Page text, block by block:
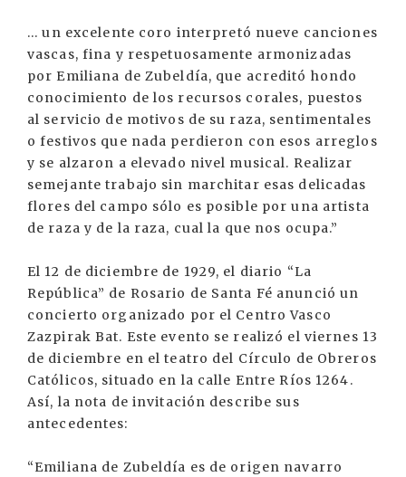
... un excelente coro interpretó nueve canciones
vascas, fina y respetuosamente armonizadas
por Emiliana de Zubeldía, que acreditó hondo
conocimiento de los recursos corales, puestos
al servicio de motivos de su raza, sentimentales
o festivos que nada perdieron con esos arreglos
y se alzaron a elevado nivel musical. Realizar
semejante trabajo sin marchitar esas delicadas
flores del campo sólo es posible por una artista
de raza y de la raza, cual la que nos ocupa.”
El 12 de diciembre de 1929, el diario “La
República” de Rosario de Santa Fé anunció un
concierto organizado por el Centro Vasco
Zazpirak Bat. Este evento se realizó el viernes 13
de diciembre en el teatro del Círculo de Obreros
Católicos, situado en la calle Entre Ríos 1264.
Así, la nota de invitación describe sus
antecedentes:
“Emiliana de Zubeldía es de origen navarro